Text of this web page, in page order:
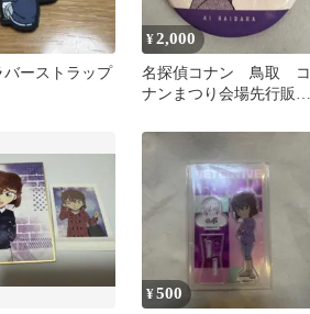
バーストラップ
¥2,000
名探偵コナン 鳥取 コ
ナンまつり会場先行販売
ーン 灰原哀
¥500